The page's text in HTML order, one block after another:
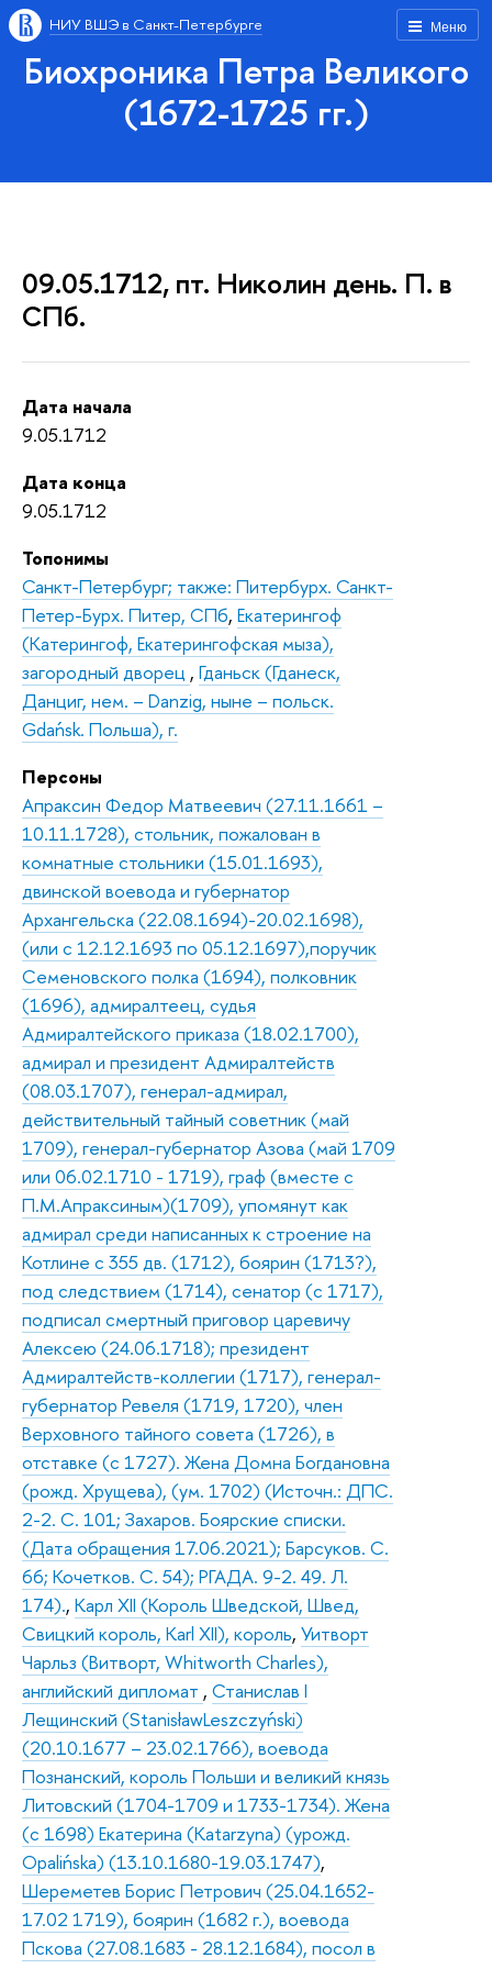
Меню
НИУ ВШЭ в Санкт-Петербурге
Биохроника Петра Великого
(1672-1725 гг.)
09.05.1712, пт. Николин день. П. в
СПб.
Дата начала
9.05.1712
Дата конца
9.05.1712
Топонимы
Санкт-Петербург; также: Питербурх. Санкт-
Петер-Бурх. Питер, СПб, Екатерингоф
(Катерингоф, Екатерингофская мыза),
загородный дворец , Гданьск (Гданеск,
Данциг, нем. – Danzig, ныне – польск.
Gdańsk. Польша), г.
Персоны
Апраксин Федор Матвеевич (27.11.1661 –
10.11.1728), стольник, пожалован в
комнатные стольники (15.01.1693),
двинской воевода и губернатор
Архангельска (22.08.1694)-20.02.1698),
(или с 12.12.1693 по 05.12.1697),поручик
Семеновского полка (1694), полковник
(1696), адмиралтеец, судья
Адмиралтейского приказа (18.02.1700),
адмирал и президент Адмиралтейств
(08.03.1707), генерал-адмирал,
действительный тайный советник (май
1709), генерал-губернатор Азова (май 1709
или 06.02.1710 - 1719), граф (вместе с
П.М.Апраксиным)(1709), упомянут как
адмирал среди написанных к строение на
Котлине с 355 дв. (1712), боярин (1713?),
под следствием (1714), сенатор (с 1717),
подписал смертный приговор царевичу
Алексею (24.06.1718); президент
Адмиралтейств-коллегии (1717), генерал-
губернатор Ревеля (1719, 1720), член
Верховного тайного совета (1726), в
отставке (с 1727). Жена Домна Богдановна
(рожд. Хрущева), (ум. 1702) (Источн.: ДПС.
2-2. С. 101; Захаров. Боярские списки.
(Дата обращения 17.06.2021); Барсуков. С.
66; Кочетков. С. 54); РГАДА. 9-2. 49. Л.
174)., Карл XII (Король Шведской, Швед,
Свицкий король, Karl XII), король, Уитворт
Чарльз (Витворт, Whitworth Charles),
английский дипломат , Станислав I
Лещинский (StanisławLeszczyński)
(20.10.1677 – 23.02.1766), воевода
Познанский, король Польши и великий князь
Литовский (1704-1709 и 1733-1734). Жена
(с 1698) Екатерина (Katarzyna) (урожд.
Opalińska) (13.10.1680-19.03.1747),
Шереметев Борис Петрович (25.04.1652-
17.02 1719), боярин (1682 г.), воевода
Пскова (27.08.1683 - 28.12.1684), посол в